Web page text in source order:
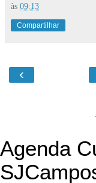
às 09:13
Compartilhar
‹
Agenda